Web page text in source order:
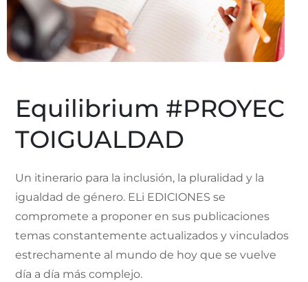
Equilibrium #PROYEC
TOIGUALDAD
Un itinerario para la inclusión, la pluralidad y la
igualdad de género. ELi EDICIONES se
compromete a proponer en sus publicaciones
temas constantemente actualizados y vinculados
estrechamente al mundo de hoy que se vuelve
día a día más complejo.